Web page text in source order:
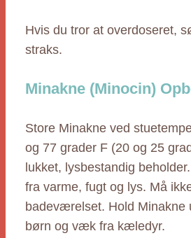
Hvis du tror at overdoseret,
straks.
Minakne (Minocin)
Store Minakne ved
og 77 grader F (20 og 25
lukket, lysbestandig
fra varme, fugt og lys. Må
badeværelset. Hold
børn og væk fra kæledyr.